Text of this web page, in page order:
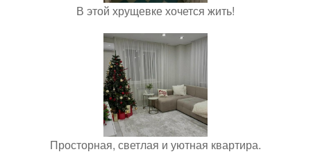
В этой хрущевке хочется жить!
Просторная, светлая и уютная квартира.